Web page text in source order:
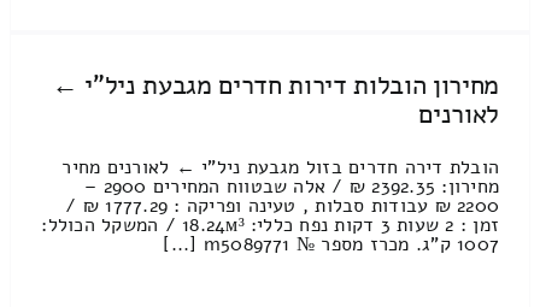
מחירון הובלות דירות חדרים מגבעת ניל"י ←
לאורנים
הובלת דירה חדרים בזול מגבעת ניל"י ← לאורנים מחיר
מחירון: 2392.35 ₪ / אלה שבטווח המחירים 2900 –
2200 ₪ עבודות סבלות , טעינה ופריקה : 1777.29 ₪ /
זמן : 2 שעות 3 דקות נפח כללי: 18.24м³ / המשקל הכולל:
1007 ק”ג. מכרז מספר № m5089771 [...]